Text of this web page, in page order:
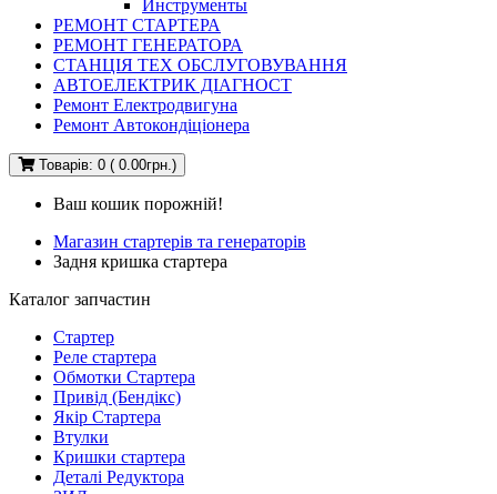
Инструменты
РЕМОНТ СТАРТЕРА
РЕМОНТ ГЕНЕРАТОРА
СТАНЦІЯ ТЕХ ОБСЛУГОВУВАННЯ
АВТОЕЛЕКТРИК ДІАГНОСТ
Ремонт Електродвигуна
Ремонт Автокондіціонера
Товарів: 0 ( 0.00грн.)
Ваш кошик порожній!
Магазин стартерів та генераторів
Задня кришка стартера
Каталог запчастин
Стартер
Реле стартера
Обмотки Стартера
Привід (Бендікс)
Якір Стартера
Втулки
Кришки стартера
Деталі Редуктора